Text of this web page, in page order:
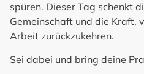
spüren. Dieser Tag schenkt
Gemeinschaft und die Kraft,
Arbeit zurückzukehren.
Sei dabei und bring deine